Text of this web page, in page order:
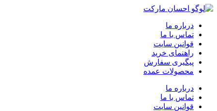
درباره ما
تماس با ما
قوانین سایت
راهنمای خرید
پیگیری سفارش
محصولات عمده
درباره ما
تماس با ما
قوانین سایت